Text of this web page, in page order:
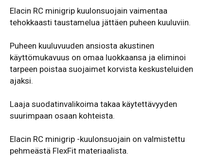
Elacin RC minigrip kuulonsuojain vaimentaa
tehokkaasti taustamelua jättäen puheen kuuluviin.
Puheen kuuluvuuden ansiosta akustinen
käyttömukavuus on omaa luokkaansa ja eliminoi
tarpeen poistaa suojaimet korvista keskusteluiden
ajaksi.
Laaja suodatinvalikoima takaa käytettävyyden
suurimpaan osaan kohteista.
Elacin RC minigrip -kuulonsuojain on valmistettu
pehmeästä FlexFit materiaalista.